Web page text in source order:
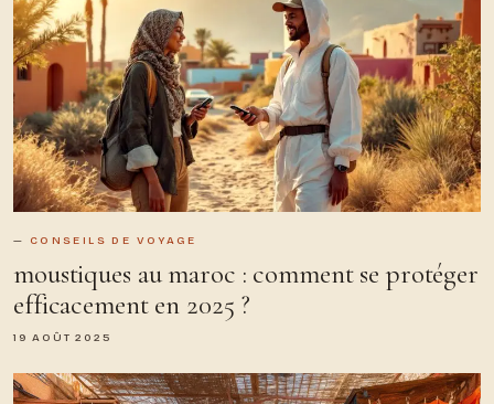
CONSEILS DE VOYAGE
moustiques au maroc : comment se protéger
efficacement en 2025 ?
19 AOÛT 2025